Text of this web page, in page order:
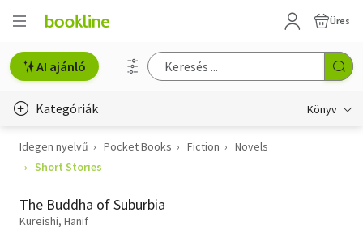
Üres
AI ajánló
Kategóriák Könyv
Életmód, egészség
Gyermek- és ifjúsági
Idegen nyelvű Pocket Books Fiction
Novels
Short Stories
The Buddha of Suburbia
Kureishi, Hanif